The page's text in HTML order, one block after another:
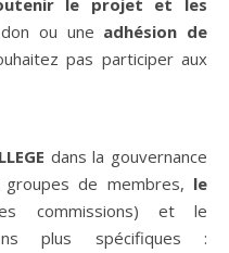
le projet et les
ou une adhésion de
pas participer aux
dans la gouvernance
groupes de membres, le
commissions) et le
plus spécifiques :